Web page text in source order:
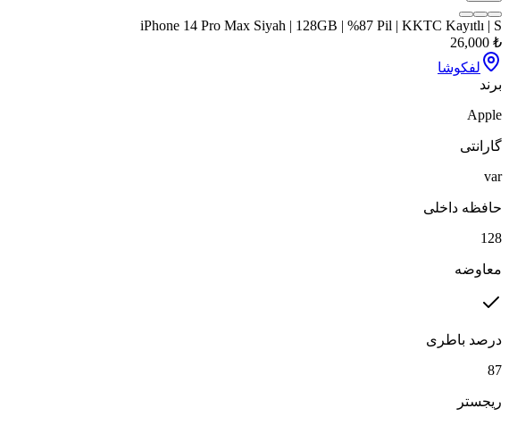
iPhone 14 Pro Max Siyah | 128GB | %87 Pil | KKTC Kayıtlı | S
₺
26,000
لفکوشا
برند
Apple
گارانتی
var
حافظه داخلی
128
معاوضه
درصد باطری
87
ریجستر